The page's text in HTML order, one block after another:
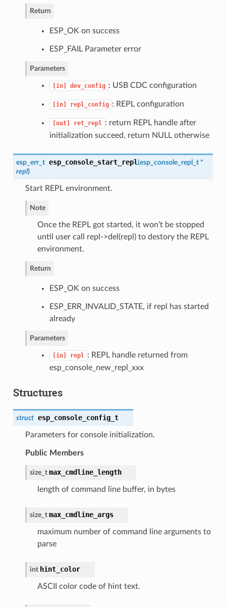
Return
ESP_OK on success
ESP_FAIL Parameter error
Parameters
[in] dev_config : USB CDC configuration
[in] repl_config : REPL configuration
[out] ret_repl : return REPL handle after
initialization succeed, return NULL otherwise
esp_err_t esp_console_start_repl(esp_console_repl_t*
repl)
Start REPL environment.
Note
Once the REPL got started, it won’t be stopped
until user call repl->del(repl) to destory the REPL
environment.
Return
ESP_OK on success
ESP_ERR_INVALID_STATE, if repl has started
already
Parameters
[in] repl : REPL handle returned from
esp_console_new_repl_xxx
Structures
struct esp_console_config_t
Parameters for console initialization.
Public Members
size_t max_cmdline_length
length of command line buffer, in bytes
size_t max_cmdline_args
maximum number of command line arguments to
parse
int hint_color
ASCII color code of hint text.